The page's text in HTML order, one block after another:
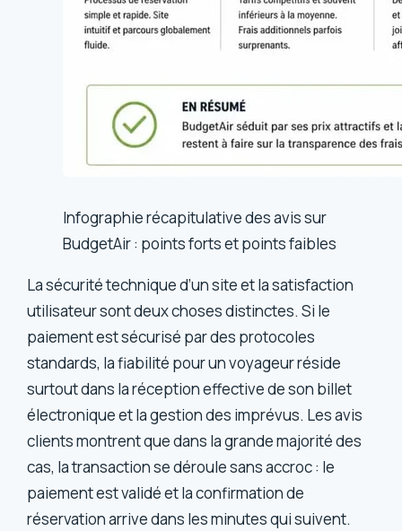
Infographie récapitulative des avis sur
BudgetAir : points forts et points faibles
La sécurité technique d’un site et la satisfaction
utilisateur sont deux choses distinctes. Si le
paiement est sécurisé par des protocoles
standards, la fiabilité pour un voyageur réside
surtout dans la réception effective de son billet
électronique et la gestion des imprévus. Les avis
clients montrent que dans la grande majorité des
cas, la transaction se déroule sans accroc : le
paiement est validé et la confirmation de
réservation arrive dans les minutes qui suivent.